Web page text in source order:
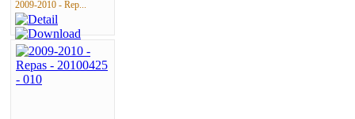
2009-2010 - Rep...